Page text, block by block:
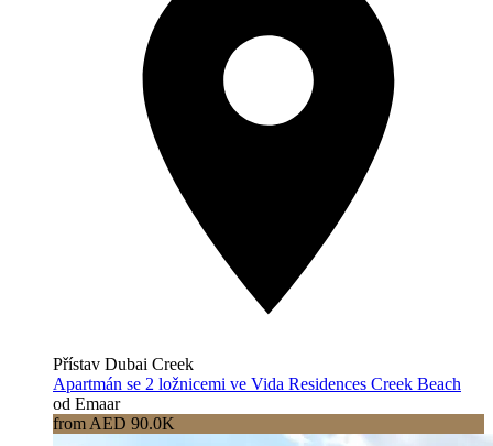
Přístav Dubai Creek
Apartmán se 2 ložnicemi ve Vida Residences Creek Beach
od Emaar
from AED 90.0K